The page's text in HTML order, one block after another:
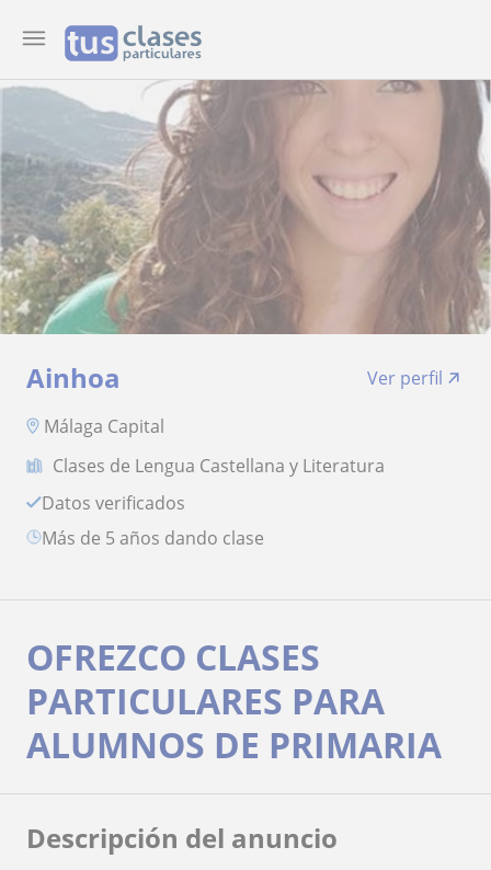
Ainhoa
Ver perfil
Málaga Capital
Clases de Lengua Castellana y Literatura
Datos verificados
más de 5 años dando clase
OFREZCO CLASES
PARTICULARES PARA
ALUMNOS DE PRIMARIA
Descripción del anuncio